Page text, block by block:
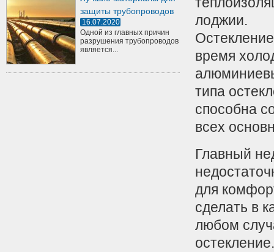
защиты трубопроводов
16.07.2020
Одной из главных причин
разрушения трубопроводов
является...
лоджии.
время
типа
способна
всех
Главный
для
сделать в
любом